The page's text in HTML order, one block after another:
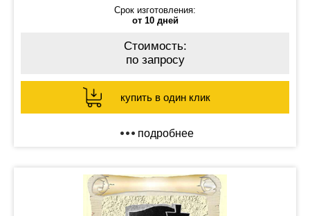
Срок изготовления:
от 10 дней
Стоимость:
по запросу
купить в один клик
подробнее